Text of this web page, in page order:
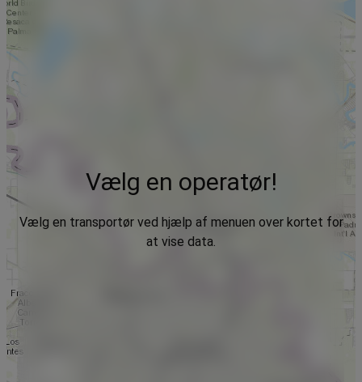
Vælg en operatør!
Vælg en transportør ved hjælp af menuen over kortet for
at vise data.